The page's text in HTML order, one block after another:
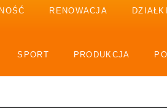
RENOWACJA
SPORT PRODUKCJA